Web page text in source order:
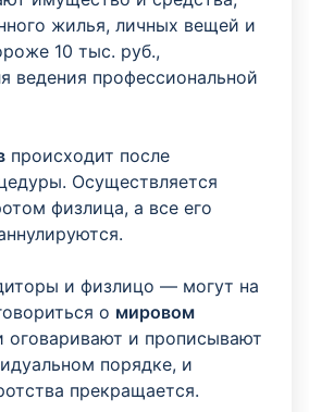
жилья, личных вещей и
10 тыс. руб.,
ведения профессиональной
происходит после
Осуществляется
физлица, а все его
и физлицо — могут на
о мировом
оговаривают и прописывают
порядке, и
прекращается.